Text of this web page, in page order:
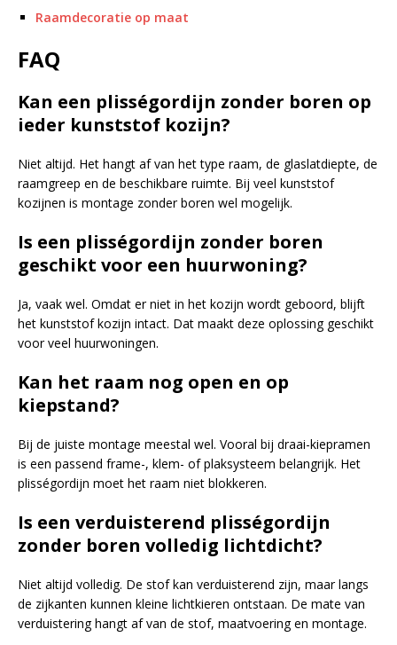
Raamdecoratie op maat
FAQ
Kan een plisségordijn zonder boren op
ieder kunststof kozijn?
Niet altijd. Het hangt af van het type raam, de glaslatdiepte, de
raamgreep en de beschikbare ruimte. Bij veel kunststof
kozijnen is montage zonder boren wel mogelijk.
Is een plisségordijn zonder boren
geschikt voor een huurwoning?
Ja, vaak wel. Omdat er niet in het kozijn wordt geboord, blijft
het kunststof kozijn intact. Dat maakt deze oplossing geschikt
voor veel huurwoningen.
Kan het raam nog open en op
kiepstand?
Bij de juiste montage meestal wel. Vooral bij draai-kiepramen
is een passend frame-, klem- of plaksysteem belangrijk. Het
plisségordijn moet het raam niet blokkeren.
Is een verduisterend plisségordijn
zonder boren volledig lichtdicht?
Niet altijd volledig. De stof kan verduisterend zijn, maar langs
de zijkanten kunnen kleine lichtkieren ontstaan. De mate van
verduistering hangt af van de stof, maatvoering en montage.